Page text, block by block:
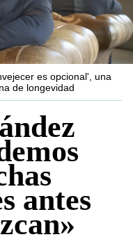
es opcional', una
de longevidad
antes